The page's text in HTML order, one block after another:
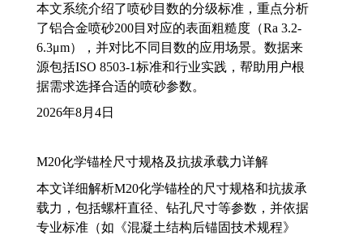
本文系统介绍了喷砂目数的分级标准，重点分析
了铝合金喷砂200目对应的表面粗糙度（Ra 3.2-
6.3μm），并对比不同目数的应用场景。数据来
源包括ISO 8503-1标准和行业实践，帮助用户根
据需求选择合适的喷砂参数。
2026年8月4日
M20化学锚栓尺寸规格及抗拔承载力详解
本文详细解析M20化学锚栓的尺寸规格和抗拔承
载力，包括螺杆直径、钻孔尺寸等参数，并依据
专业标准（如《混凝土结构后锚固技术规程》